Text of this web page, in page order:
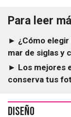
Para leer
► ¿Cómo
mar de siglas y
► Los mejores
conserva tus
Diseño